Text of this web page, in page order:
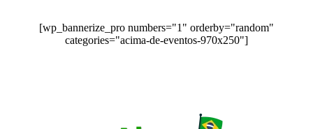
[wp_bannerize_pro numbers="1" orderby="random"
categories="acima-de-eventos-970x250"]